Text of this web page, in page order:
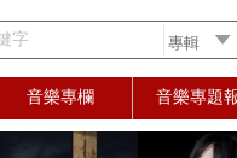
字
音樂專欄 音樂專題